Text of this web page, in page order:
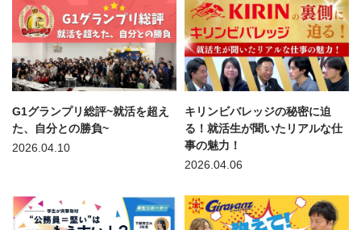
G1グランプリ総評~就活を超え
た、自分との勝負~
2026.04.10
キリンビバレッジの秘密に迫
る！就活生が聞いたリアルな仕
事の魅力！
2026.04.06